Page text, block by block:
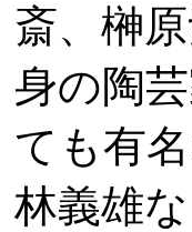
斎、榊
身の陶
ても有
林義雄